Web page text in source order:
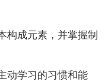
构成元素，并掌握制
动学习的习惯和能